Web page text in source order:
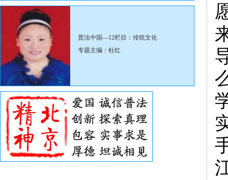
普法中国—12栏目：传统文化
专题主编：杜红